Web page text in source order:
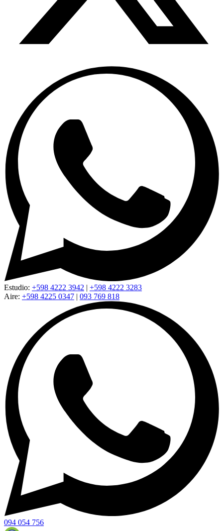
Estudio: +598 4222 3942 | +598 4222 3283
Aire: +598 4225 0347 | 093 769 818
094 054 756